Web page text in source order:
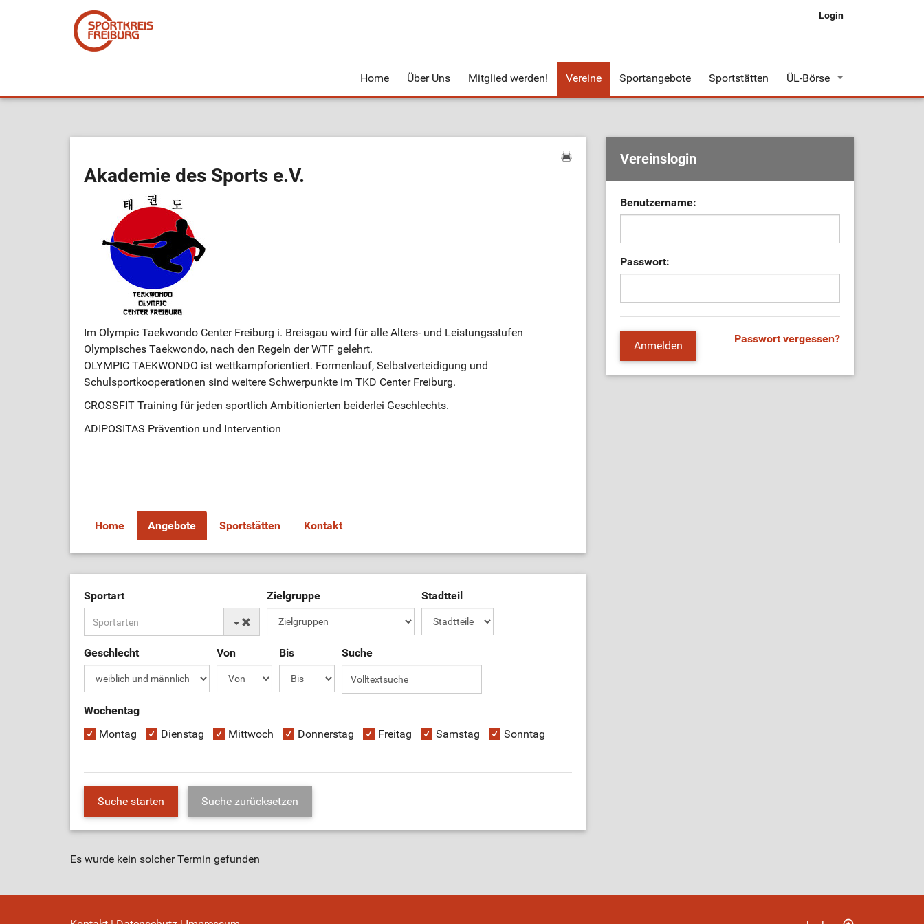
Login
Home Über Uns Mitglied werden! Vereine Sportangebote Sportstätten ÜL-Börse
Akademie des Sports e.V.
Im Olympic Taekwondo Center Freiburg i. Breisgau wird für alle Alters- und Leistungsstufen
Olympisches Taekwondo, nach den Regeln der WTF gelehrt.
OLYMPIC TAEKWONDO ist wettkampforientiert. Formenlauf, Selbstverteidigung und
Schulsportkooperationen sind weitere Schwerpunkte im TKD Center Freiburg.
CROSSFIT Training für jeden sportlich Ambitionierten beiderlei Geschlechts.
ADIPOSITAS Prävention und Intervention
Home Angebote Sportstätten Kontakt
Sportart Zielgruppe Stadtteil
Geschlecht Von Bis Suche
Wochentag
Montag
Dienstag Mittwoch Donnerstag Freitag Samstag Sonntag
Es wurde kein solcher Termin gefunden
Vereinslogin
Benutzername:
Passwort:
Passwort vergessen?